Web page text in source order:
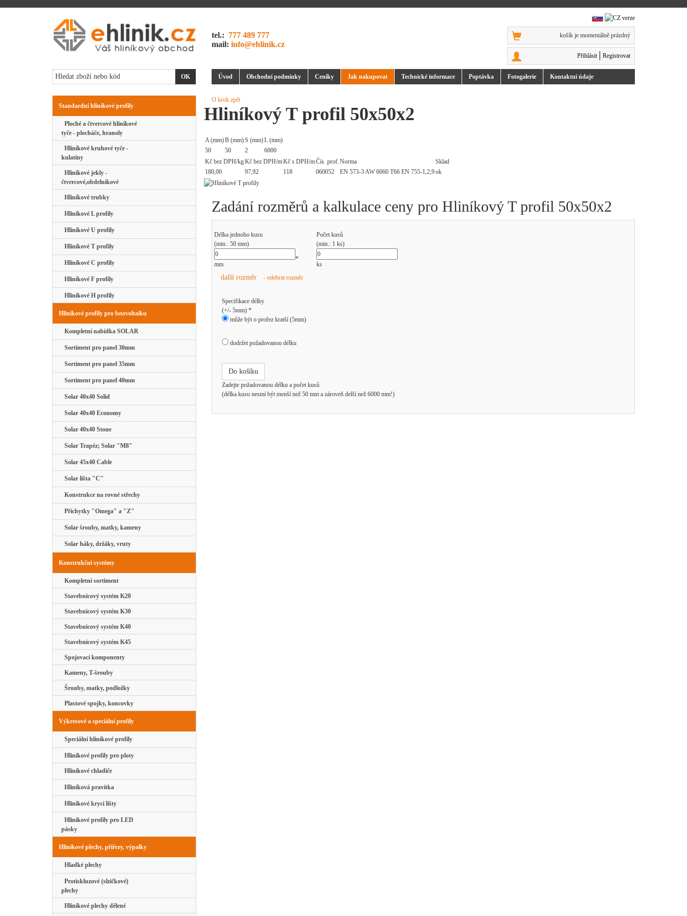
tel.: 777 489 777
mail: info@ehlinik.cz
košík je momentálně prázdný
Přihlásit Registrovat
Úvod Obchodní podmínky Ceníky Jak nakupovat Technické informace Poptávka Fotogalerie Kontaktní údaje
Standardní hliníkové profily
Ploché a čtvercové hliníkové
tyče - plocháče, hranoly
Hliníkové kruhové tyče -
kulatiny
Hliníkové jekly -
čtvercové,obdelníkové
Hliníkové trubky
Hliníkové L profily
Hliníkové U profily
Hliníkové T profily
Hliníkové C profily
Hliníkové F profily
Hliníkové H profily
Hliníkové profily pro fotovoltaiku
Kompletní nabídka SOLAR
Sortiment pro panel 30mm
Sortiment pro panel 35mm
Sortiment pro panel 40mm
Solar 40x40 Solid
Solar 40x40 Economy
Solar 40x40 Stone
Solar Trapéz; Solar "M8"
Solar 45x40 Cable
Solar lišta "C"
Konstrukce na rovné střechy
Příchytky "Omega" a "Z"
Solar šrouby, matky, kameny
Solar háky, držáky, vruty
Konstrukční systémy
Kompletní sortiment
Stavebnicový systém K20
Stavebnicový systém K30
Stavebnicový systém K40
Stavebnicový systém K45
Spojovací komponenty
Kameny, T-šrouby
Šrouby, matky, podložky
Plastové spojky, koncovky
Výkresové a speciální profily
Speciální hliníkové profily
Hliníkové profily pro ploty
Hliníkové chladiče
Hliníková pravítka
Hliníkové krycí lišty
Hliníkové profily pro LED
pásky
Hliníkové plechy, přířezy, výpalky
Hladké plechy
Protiskluzové (slzičkové)
plechy
Hliníkové plechy dělené
O krok zpět
Hliníkový T profil 50x50x2
A (mm)B (mm)S (mm)L (mm)
50
50 2
6000
Kč bez DPH/kgKč bez DPH/mKč s DPH/mČís. prof. Norma
Sklad
180,00
97,92 118 060052 EN 573-3 AW 6060 T66 EN 755-1,2,9ok
Zadání rozměrů a kalkulace ceny pro Hliníkový T profil 50x50x2
Délka jednoho kusu
(min.: 50 mm)
Počet kusů
(min.: 1 ks)
mm
*
ks
další rozměr - odebrat rozměr
Specifikace délky
(+/- 5mm) *
může být o prořez kratší (5mm)
dodržet požadovanou délku
Do košíku
Zadejte požadovanou délku a počet kusů
(délka kusu nesmí být menší než 50 mm a zároveň delší než 6000 mm!)